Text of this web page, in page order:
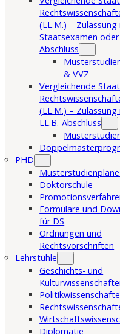
(LL.M.) –
Staatsexamen oder
Abschluss
& VVZ
Vergleichende
(LL.M.) –
LL.B.-Abschluss
PHD
Doktorschule
Formulare und
für DS
Ordnungen und
Rechtsvorschriften
Lehrstühle
Geschichts- und
Diplomatie